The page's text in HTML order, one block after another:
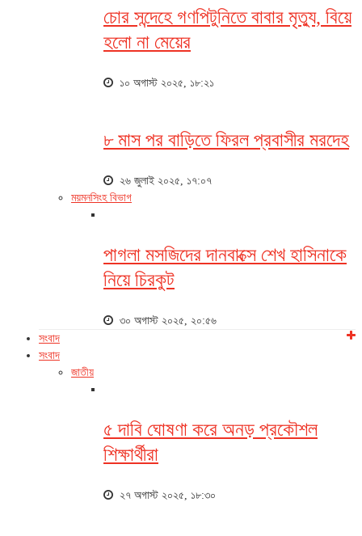
চোর সন্দেহে গণপিটুনিতে বাবার মৃত্যু, বিয়ে
হলো না মেয়ের
১০ অগাস্ট ২০২৫, ১৮:২১
৮ মাস পর বাড়িতে ফিরল প্রবাসীর মরদেহ
২৬ জুলাই ২০২৫, ১৭:০৭
ময়মনসিংহ বিভাগ
পাগলা মসজিদের দানবাক্সে শেখ হাসিনাকে
নিয়ে চিরকুট
৩০ অগাস্ট ২০২৫, ২০:৫৬
সংবাদ
সংবাদ
জাতীয়
৫ দাবি ঘোষণা করে অনড় প্রকৌশল
শিক্ষার্থীরা
২৭ অগাস্ট ২০২৫, ১৮:৩০